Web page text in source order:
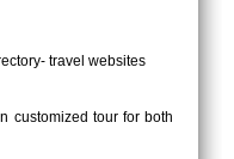
travel websites
customized tour for both